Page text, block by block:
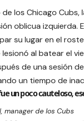
los Chicago
oblicua izquierda.
su lugar en el
al batear el
de una sesión
un tiempo de
un poco cauteloso,
manager de los Cubs